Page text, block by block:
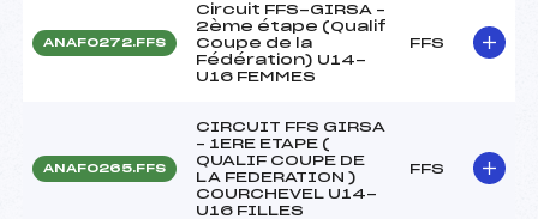
ANAF0272.FFS
Circuit FFS-GIRSA –
2ème étape (Qualif
Coupe de la
Fédération) U14-
U16 FEMMES
FFS
ANAF0265.FFS
CIRCUIT FFS GIRSA
– 1ERE ETAPE (
QUALIF COUPE DE
LA FEDERATION )
COURCHEVEL U14-
U16 FILLES
FFS